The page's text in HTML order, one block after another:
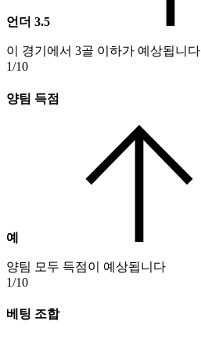
언더 3.5
이 경기에서 3골 이하가 예상됩니다
1/10
양팀 득점
예
양팀 모두 득점이 예상됩니다
1/10
베팅 조합